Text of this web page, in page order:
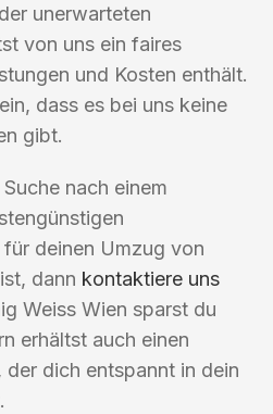
unerwarteten
von uns ein faires
und Kosten enthält.
dass es bei uns keine
gibt.
nach einem
deinen Umzug von
dann kontaktiere uns
Weiss Wien sparst du
erhältst auch einen
der dich entspannt in dein